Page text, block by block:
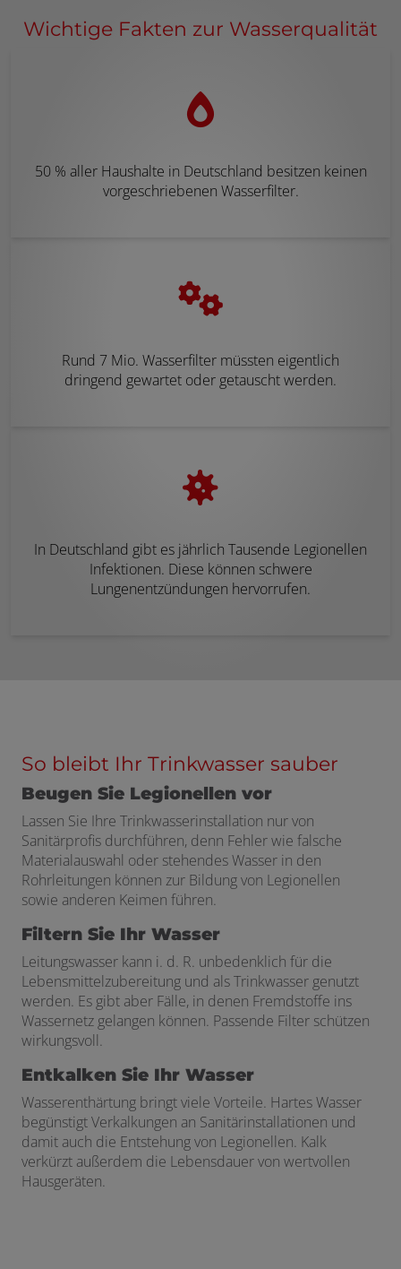
Wichtige Fakten zur Wasserqualität
50 % aller Haushalte in Deutschland besitzen keinen
vorgeschriebenen Wasserfilter.
Rund 7 Mio. Wasserfilter müssten eigentlich
dringend gewartet oder getauscht werden.
In Deutschland gibt es jährlich Tausende Legionellen
Infektionen. Diese können schwere
Lungenentzündungen hervorrufen.
So bleibt Ihr Trinkwasser sauber
Beugen Sie Legionellen vor
Lassen Sie Ihre Trinkwasserinstallation nur von
Sanitärprofis durchführen, denn Fehler wie falsche
Materialauswahl oder stehendes Wasser in den
Rohrleitungen können zur Bildung von Legionellen
sowie anderen Keimen führen.
Filtern Sie Ihr Wasser
Leitungswasser kann i. d. R. unbedenklich für die
Lebensmittelzubereitung und als Trinkwasser genutzt
werden. Es gibt aber Fälle, in denen Fremdstoffe ins
Wassernetz gelangen können. Passende Filter schützen
wirkungsvoll.
Entkalken Sie Ihr Wasser
Wasserenthärtung bringt viele Vorteile. Hartes Wasser
begünstigt Verkalkungen an Sanitärinstallationen und
damit auch die Entstehung von Legionellen. Kalk
verkürzt außerdem die Lebensdauer von wertvollen
Hausgeräten.